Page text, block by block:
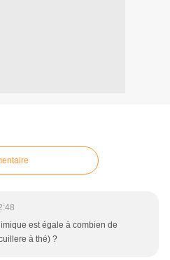
est égale à combien de
à thé) ?